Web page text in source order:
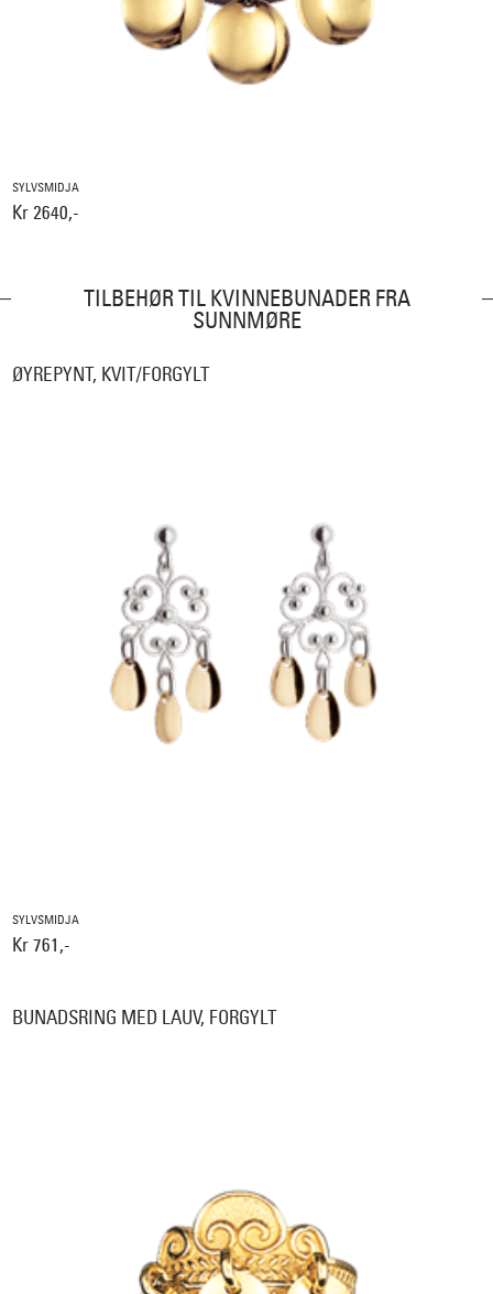
SYLVSMIDJA
Kr 2640,-
TILBEHØR TIL KVINNEBUNADER FRA
SUNNMØRE
ØYREPYNT, KVIT/FORGYLT
SYLVSMIDJA
Kr 761,-
BUNADSRING MED LAUV, FORGYLT